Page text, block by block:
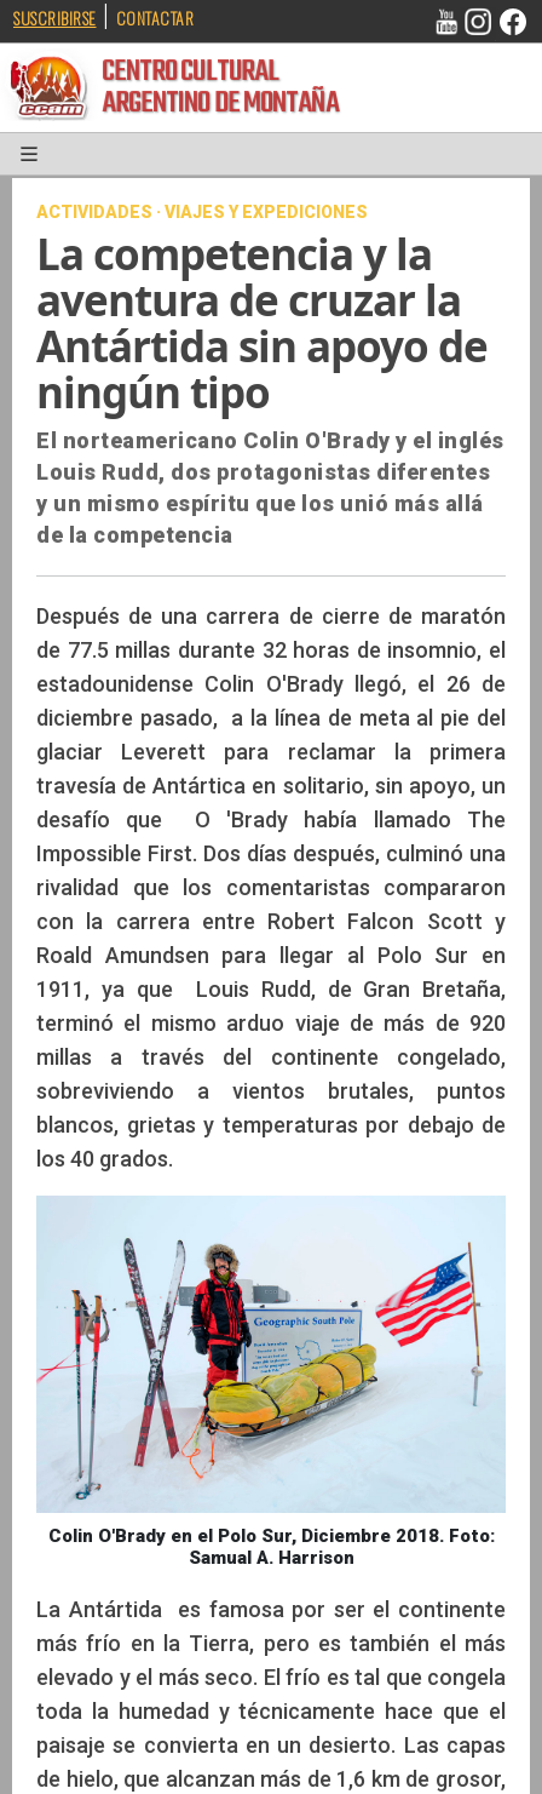
SUSCRIBIRSE | CONTACTAR
CENTRO CULTURAL
ARGENTINO DE MONTAÑA
ACTIVIDADES · VIAJES Y EXPEDICIONES
La competencia y la
aventura de cruzar la
Antártida sin apoyo de
ningún tipo
El norteamericano Colin O'Brady y el inglés
Louis Rudd, dos protagonistas diferentes
y un mismo espíritu que los unió más allá
de la competencia
Después de una carrera de cierre de maratón
de 77.5 millas durante 32 horas de insomnio, el
estadounidense Colin O'Brady llegó, el 26 de
diciembre pasado, a la línea de meta al pie del
glaciar Leverett para reclamar la primera
travesía de Antártica en solitario, sin apoyo, un
desafío que O 'Brady había llamado The
Impossible First. Dos días después, culminó una
rivalidad que los comentaristas compararon
con la carrera entre Robert Falcon Scott y
Roald Amundsen para llegar al Polo Sur en
1911, ya que Louis Rudd, de Gran Bretaña,
terminó el mismo arduo viaje de más de 920
millas a través del continente congelado,
sobreviviendo a vientos brutales, puntos
blancos, grietas y temperaturas por debajo de
los 40 grados.
Colin O'Brady en el Polo Sur, Diciembre 2018. Foto:
Samual A. Harrison
La Antártida es famosa por ser el continente
más frío en la Tierra, pero es también el más
elevado y el más seco. El frío es tal que congela
toda la humedad y técnicamente hace que el
paisaje se convierta en un desierto. Las capas
de hielo, que alcanzan más de 1,6 km de grosor,